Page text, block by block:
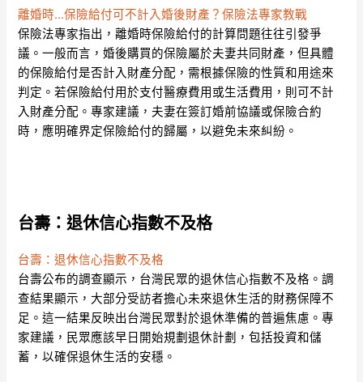
離婚時…保險給付可不計入婚後財產？保險法專家教戰
保險法專家指出，離婚時保險給付的計算問題往往引發爭
議。一般而言，婚後購買的保險屬於夫妻共同財產，但具體
的保險給付是否計入財產分配，需根據保險的性質和用途來
判定。若保險給付用於支付醫療費用或生活費用，則可不計
入財產分配。專家建議，夫妻在簽訂婚前協議或保險合約
時，應明確界定保險給付的歸屬，以避免未來糾紛。
台壽：退休信心指數不及格
台壽：退休信心指數不及格
台壽公布的調查顯示，台灣民眾的退休信心指數不及格。調
查結果顯示，大部分受訪者擔心未來退休生活的財務保障不
足。這一結果反映出台灣民眾對於退休準備的普遍焦慮。專
家建議，民眾應該早日開始規劃退休計劃，包括投資和儲
蓄，以確保退休生活的安穩。